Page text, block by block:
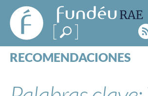
FundéuRAE
- Fundación
del Español
Urgente
RECOMENDACIONES